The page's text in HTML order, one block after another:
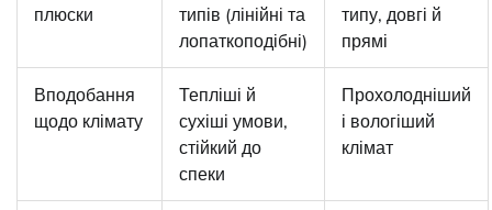
плюски
типів (лінійні та
лопаткоподібні)
типу, довгі й
прямі
Вподобання
щодо клімату
Тепліші й
сухіші умови,
стійкий до
спеки
Прохолодніший
і вологіший
клімат